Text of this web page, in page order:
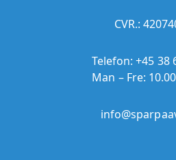
CVR.:
Telefon:+45 38
Man – Fre: